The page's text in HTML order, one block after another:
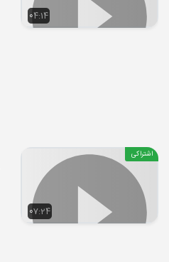
04:14
07:24
اشتراکی